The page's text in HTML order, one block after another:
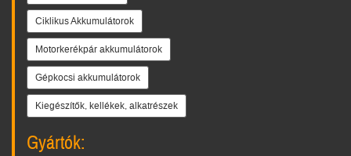
Ciklikus Akkumulátorok
Motorkerékpár akkumulátorok
Gépkocsi akkumulátorok
Kiegészítők, kellékek, alkatrészek
Gyártók: